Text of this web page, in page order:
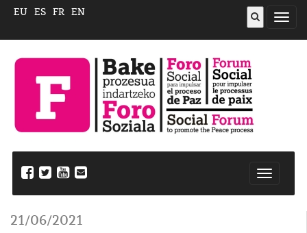
Abrir
EU ES FR EN
21/06/2021